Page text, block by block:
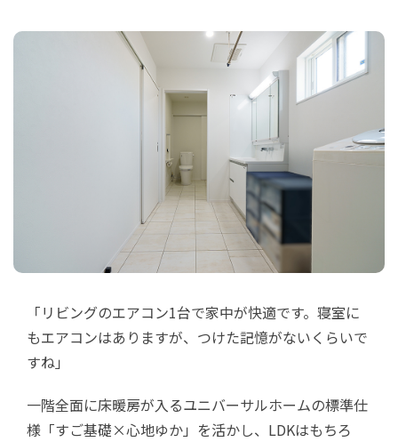
「リビングのエアコン1台で家中が快適です。寝室に
もエアコンはありますが、つけた記憶がないくらいで
すね」
一階全面に床暖房が入るユニバーサルホームの標準仕
様「すご基礎×心地ゆか」を活かし、LDKはもちろ